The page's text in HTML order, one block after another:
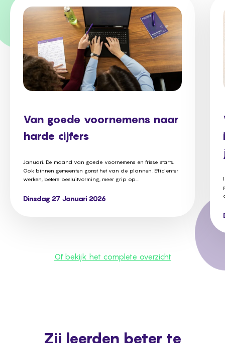
Van goede voornemens naar
harde cijfers
Januari. De maand van goede voornemens en frisse starts.
Ook binnen gemeenten gonst het van de plannen. Efficiënter
werken, betere besluitvorming, meer grip op...
Dinsdag 27 Januari 2026
Of bekijk het complete overzicht
Zij leerden beter te